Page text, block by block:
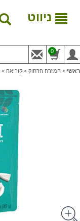
ניווט
0
ראשי > המזרח הרחוק > קוריאה >